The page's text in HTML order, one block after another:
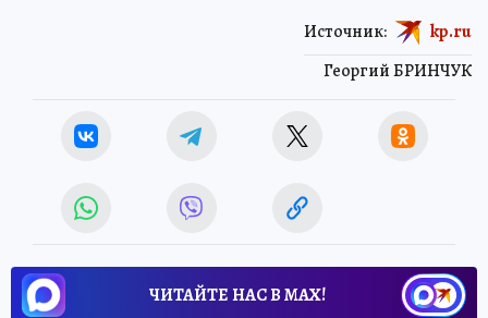
Георгий БРИНЧУК
Источник: kp.ru
ЧИТАЙТЕ НАС В МАХ!